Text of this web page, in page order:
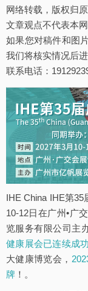
网络转载，版权归
文章观点不代表本
如果您对稿件和图
我们将核实情况后进
联系电话：
IHE China IHE第
10-12日在广州•广
览服务有限公司主
健康展会已连续成
大健康博览会，
牌 ！。